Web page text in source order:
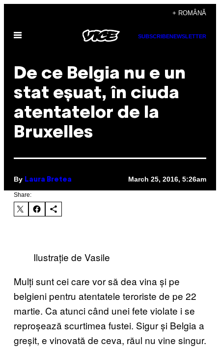
content
+ ROMÂNĂ
Open
SUBSCRIBENEWSLETTER
De ce Belgia nu e un
stat eșuat, în ciuda
atentatelor de la
Bruxelles
By Laura Bretea March 25, 2016, 5:26am
Share:
Ilustrație de Vasile
Mulți sunt cei care vor să dea vina și pe
belgieni pentru atentatele teroriste de pe 22
martie. Ca atunci când unei fete violate i se
reproșează scurtimea fustei. Sigur și Belgia a
greșit, e vinovată de ceva, răul nu vine singur.